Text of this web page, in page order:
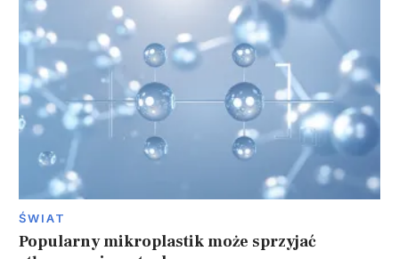
ŚWIAT
Popularny mikroplastik może sprzyjać